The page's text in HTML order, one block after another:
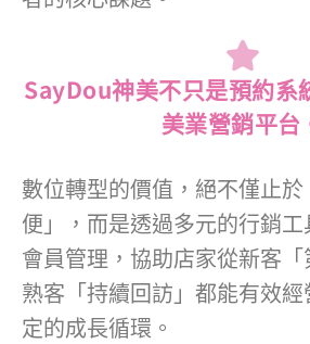
SayDou神美不只是預約系
美業營銷平台
數位轉型的價值，絕不僅止
便」，而是透過多元的行銷工
會員管理，協助店家從新客「
熟客「持續回訪」都能有效
定的成長循環。